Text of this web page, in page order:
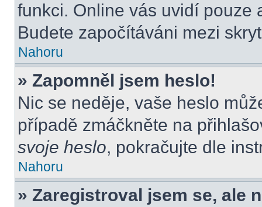
funkci. Online vás uvidí pouze
Budete započítáváni mezi
Nahoru
» Zapomněl jsem heslo!
Nic se neděje, vaše heslo
případě zmáčkněte na
svoje heslo, pokračujte dle
Nahoru
» Zaregistroval jsem se, ale